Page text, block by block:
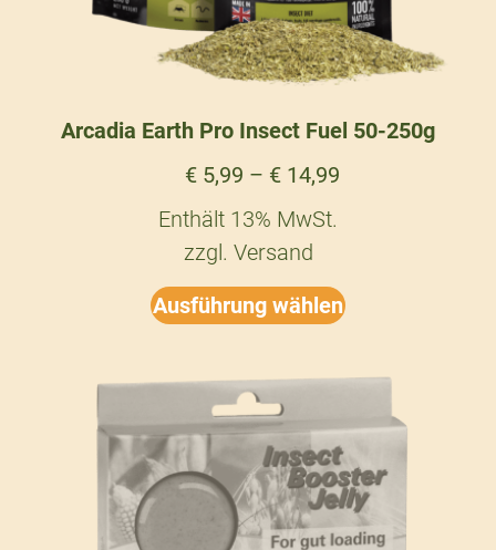
Arcadia Earth Pro Insect Fuel 50-250g
€5,99 – €14,99
Enthält 13% MwSt.
zzgl. Versand
Ausführung wählen